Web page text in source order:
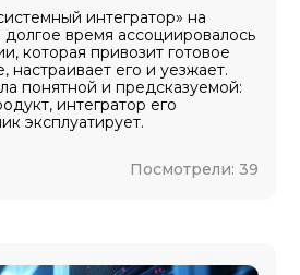
интегратор» на
время ассоциировалось
которая привозит готовое
его и уезжает.
понятной и предсказуемой:
интегратор его
эксплуатирует.
Посмотрели: 39